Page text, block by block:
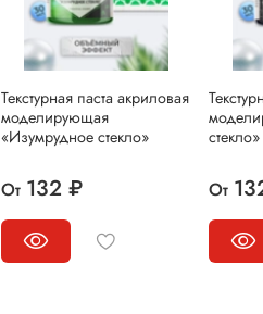
Текстурная паста акриловая
моделирующая
«Изумрудное стекло»
От 132 ₽
стекло»
От